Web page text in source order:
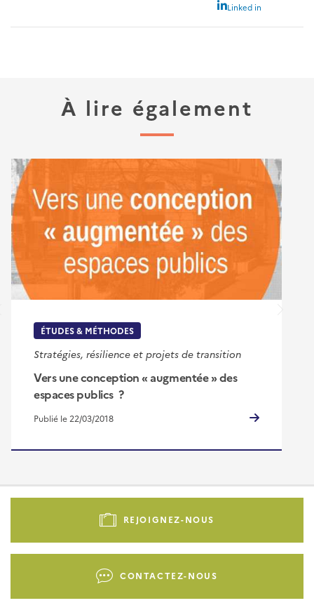
Linked in
À lire également
ÉTUDES & MÉTHODES
Stratégies, résilience et projets de transition
Vers une conception « augmentée » des
espaces publics ?
Publié le 22/03/2018
Pied
-
REJOIGNEZ-NOUS
CONTACTEZ-NOUS